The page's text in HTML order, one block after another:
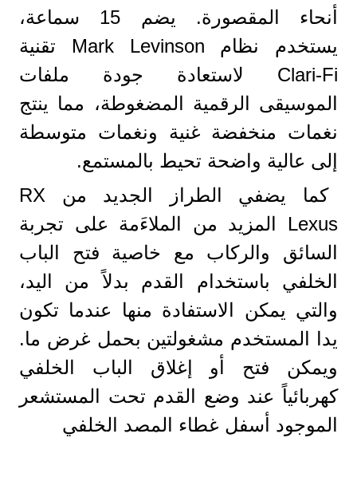
أنحاء المقصورة. يضم 15 سماعة،
يستخدم نظام Mark Levinson تقنية
Clari-Fi لاستعادة جودة ملفات
الموسيقى الرقمية المضغوطة، مما ينتج
نغمات منخفضة غنية ونغمات متوسطة
إلى عالية واضحة تحيط بالمستمع.
كما يضفي الطراز الجديد من RX
Lexus المزيد من الملاءَمة على تجربة
السائق والركاب مع خاصية فتح الباب
الخلفي باستخدام القدم بدلاً من اليد،
والتي يمكن الاستفادة منها عندما تكون
يدا المستخدم مشغولتين بحمل غرض ما.
ويمكن فتح أو إغلاق الباب الخلفي
كهربائياً عند وضع القدم تحت المستشعر
الموجود أسفل غطاء المصد الخلفي